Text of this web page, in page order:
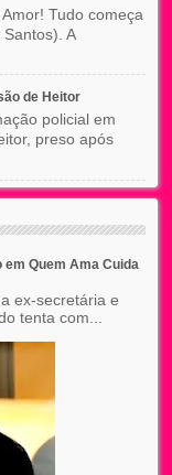
Tudo começa
A
de Heitor
policial em
preso após
Quem Ama Cuida
ex-secretária e
tenta com...